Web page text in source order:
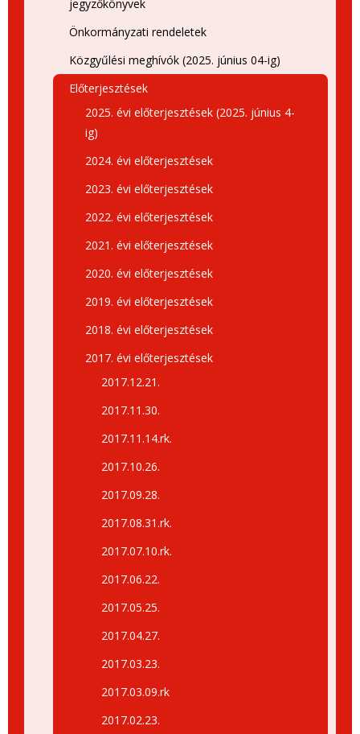
jegyzőkönyvek
Önkormányzati rendeletek
Közgyűlési meghívók (2025. június 04-ig)
Előterjesztések
2025. évi előterjesztések (2025. június 4-
ig)
2024. évi előterjesztések
2023. évi előterjesztések
2022. évi előterjesztések
2021. évi előterjesztések
2020. évi előterjesztések
2019. évi előterjesztések
2018. évi előterjesztések
2017. évi előterjesztések
2017.12.21.
2017.11.30.
2017.11.14.rk.
2017.10.26.
2017.09.28.
2017.08.31.rk.
2017.07.10.rk.
2017.06.22.
2017.05.25.
2017.04.27.
2017.03.23.
2017.03.09.rk
2017.02.23.